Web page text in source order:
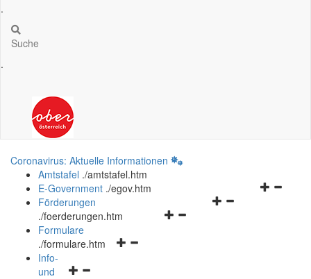
.
Suche
.
Coronavirus: Aktuelle Informationen
Amtstafel ./amtstafel.htm
Navigationsmenü
E-Government ./egov.htm
Navigationsmenü
Förderungen
./foerderungen.htm
Navigationsmenü
Formulare
./formulare.htm
Navigationsmenü
Info-
und